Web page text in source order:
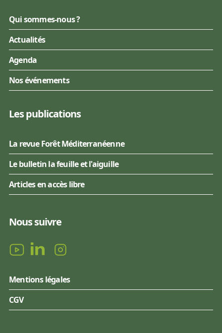
Qui sommes-nous ?
Actualités
Agenda
Nos événements
Les publications
La revue Forêt Méditerranéenne
Le bulletin la feuille et l'aiguille
Articles en accès libre
Nous suivre
Mentions légales
CGV